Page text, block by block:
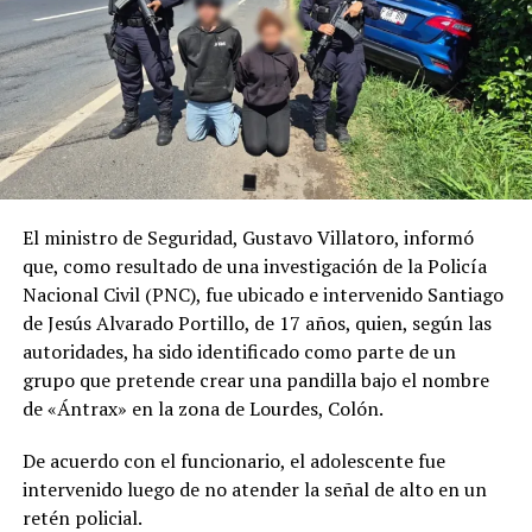
Comparte esto:
Facebook X
Me gusta esto:
El ministro de Seguridad, Gustavo Villatoro, informó
que, como resultado de una investigación de la Policía
Nacional Civil (PNC), fue ubicado e intervenido Santiago
de Jesús Alvarado Portillo, de 17 años, quien, según las
autoridades, ha sido identificado como parte de un
grupo que pretende crear una pandilla bajo el nombre
de «Ántrax» en la zona de Lourdes, Colón.
De acuerdo con el funcionario, el adolescente fue
intervenido luego de no atender la señal de alto en un
retén policial.